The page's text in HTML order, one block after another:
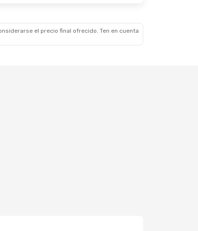
el precio final ofrecido. Ten en cuenta